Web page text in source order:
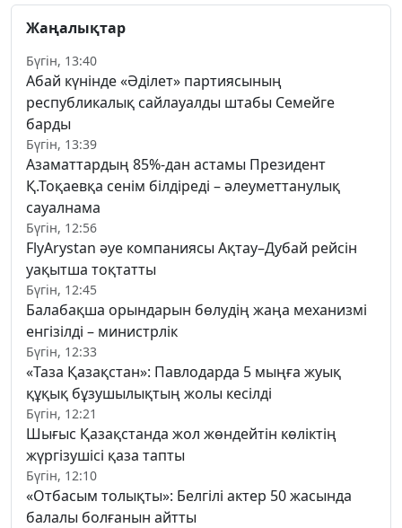
Жаңалықтар
Бүгін, 13:40
Абай күнінде «Әділет» партиясының
республикалық сайлауалды штабы Семейге
барды
Бүгін, 13:39
Азаматтардың 85%-дан астамы Президент
Қ.Тоқаевқа сенім білдіреді – әлеуметтанулық
сауалнама
Бүгін, 12:56
FlyArystan әуе компаниясы Ақтау–Дубай рейсін
уақытша тоқтатты
Бүгін, 12:45
Балабақша орындарын бөлудің жаңа механизмі
енгізілді – министрлік
Бүгін, 12:33
«Таза Қазақстан»: Павлодарда 5 мыңға жуық
құқық бұзушылықтың жолы кесілді
Бүгін, 12:21
Шығыс Қазақстанда жол жөндейтін көліктің
жүргізушісі қаза тапты
Бүгін, 12:10
«Отбасым толықты»: Белгілі актер 50 жасында
балалы болғанын айтты